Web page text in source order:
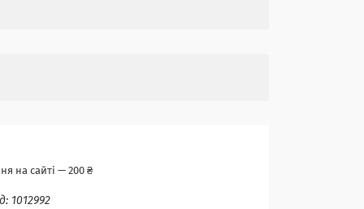
на сайті — 200 ₴
1012992